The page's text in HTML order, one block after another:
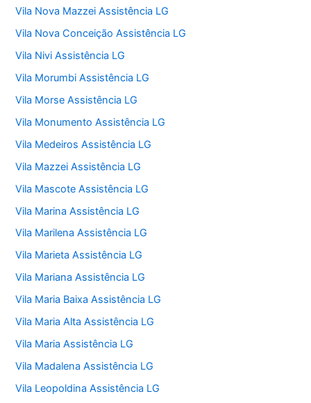
Vila Nova Mazzei Assistência LG
Vila Nova Conceição Assistência LG
Vila Nivi Assistência LG
Vila Morumbi Assistência LG
Vila Morse Assistência LG
Vila Monumento Assistência LG
Vila Medeiros Assistência LG
Vila Mazzei Assistência LG
Vila Mascote Assistência LG
Vila Marina Assistência LG
Vila Marilena Assistência LG
Vila Marieta Assistência LG
Vila Mariana Assistência LG
Vila Maria Baixa Assistência LG
Vila Maria Alta Assistência LG
Vila Maria Assistência LG
Vila Madalena Assistência LG
Vila Leopoldina Assistência LG